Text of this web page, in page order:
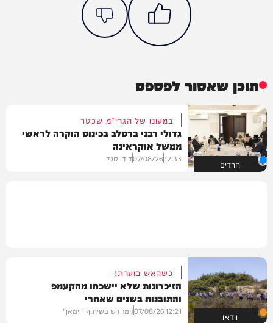
תוכן שאסור לפספס
חרדים
במעונו של הגרי"מ שכטר
גדולי רבני ברסלב בכינוס הוקרה לראשי
ממשל אוקראינה
12:33
07/08/26דודי סגל
וידאו
כשהאש בוערת!
הזיכרונות שלא יישכחו מהקעמפ
והתובנות בשנים שאחרי
12:21
07/08/26המחדש בשיתוף "וימאן"